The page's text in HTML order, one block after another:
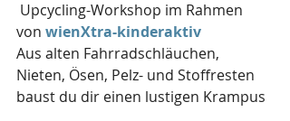
von wienXtra-kinderaktiv
Aus alten Fahrradschläuchen,
Nieten, Ösen, Pelz- und Stoffresten
baust du dir einen lustigen Krampus